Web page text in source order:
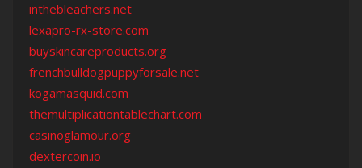
inthebleachers.net
lexapro-rx-store.com
buyskincareproducts.org
frenchbulldogpuppyforsale.net
kogamasquid.com
themultiplicationtablechart.com
casinoglamour.org
dextercoin.io